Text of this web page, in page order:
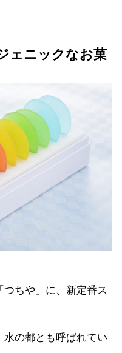
ェニックなお菓
ちや」に、新定番ス
の都とも呼ばれてい